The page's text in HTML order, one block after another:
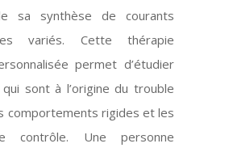
sa synthèse de courants
variés. Cette thérapie
permet d’étudier
sont à l’origine du trouble
comportements rigides et les
contrôle. Une personne